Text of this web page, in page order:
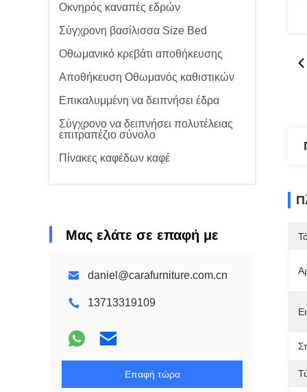
Οκνηρός καναπές εδρών
Σύγχρονη βασίλισσα Size Bed
Οθωμανικό κρεβάτι αποθήκευσης
Αποθήκευση Οθωμανός καθιστικών
Επικαλυμμένη να δειπνήσει έδρα
Σύγχρονο να δειπνήσει πολυτέλειας
επιτραπέζιο σύνολο
Πίνακες καφέδων καφέ
Μας ελάτε σε επαφή με
daniel@carafurniture.com.cn
13713319109
Επαφή τώρα